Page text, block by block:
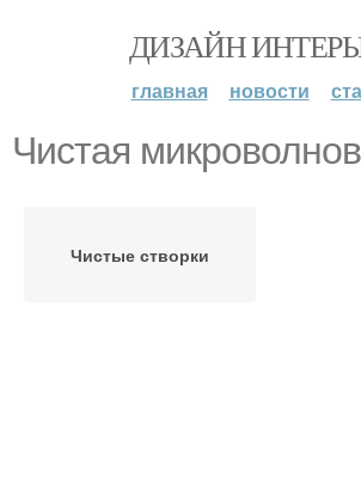
ДИЗАЙН
главная новости
Чистая
Чистые створки